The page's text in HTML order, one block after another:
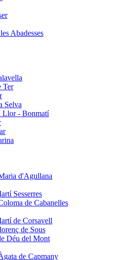
Abadesses
Ter
Selva
Llor - Bonmatí
d'Agullana
Sesserres
de Cabanelles
de Corsavell
de Sous
Déu del Mont
de Capmany